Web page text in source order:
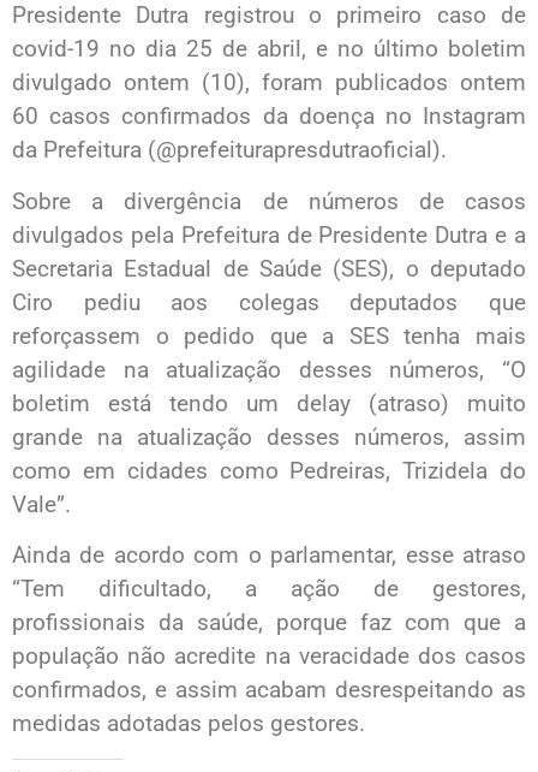
Presidente Dutra registrou o primeiro caso de
covid-19 no dia 25 de abril, e no último boletim
divulgado ontem (10), foram publicados ontem
60 casos confirmados da doença no Instagram
da Prefeitura (@prefeiturapresdutraoficial).
Sobre a divergência de números de casos
divulgados pela Prefeitura de Presidente Dutra e a
Secretaria Estadual de Saúde (SES), o deputado
Ciro pediu aos colegas deputados que
reforçassem o pedido que a SES tenha mais
agilidade na atualização desses números, “O
boletim está tendo um delay (atraso) muito
grande na atualização desses números, assim
como em cidades como Pedreiras, Trizidela do
Vale”.
Ainda de acordo com o parlamentar, esse atraso
“Tem dificultado, a ação de gestores,
profissionais da saúde, porque faz com que a
população não acredite na veracidade dos casos
confirmados, e assim acabam desrespeitando as
medidas adotadas pelos gestores.